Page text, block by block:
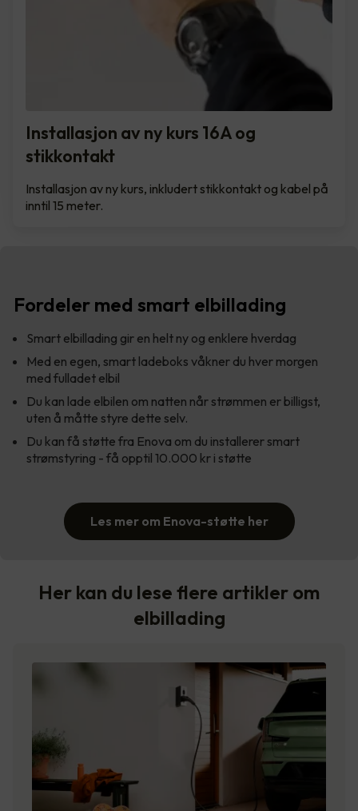
Installasjon av ny kurs 16A og
stikkontakt
Installasjon av ny kurs, inkludert stikkontakt og kabel på
inntil 15 meter.
Fordeler med smart elbillading
Smart elbillading gir en helt ny og enklere hverdag
Med en egen, smart ladeboks våkner du hver morgen
med fulladet elbil
Du kan lade elbilen om natten når strømmen er billigst,
uten å måtte styre dette selv.
Du kan få støtte fra Enova om du installerer smart
strømstyring - få opptil 10.000 kr i støtte
Les mer om Enova-støtte her
Her kan du lese flere artikler om
elbillading